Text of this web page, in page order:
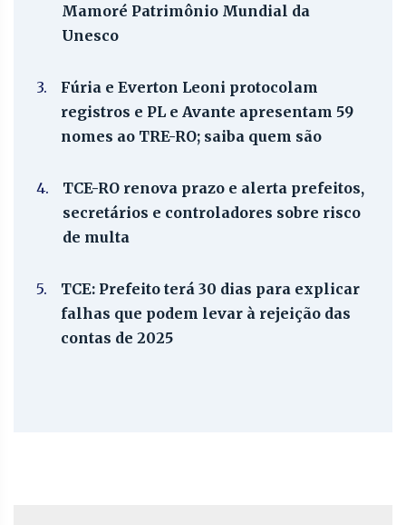
Mamoré Patrimônio Mundial da
Unesco
3.
Fúria e Everton Leoni protocolam
registros e PL e Avante apresentam 59
nomes ao TRE-RO; saiba quem são
4.
TCE-RO renova prazo e alerta prefeitos,
secretários e controladores sobre risco
de multa
5.
TCE: Prefeito terá 30 dias para explicar
falhas que podem levar à rejeição das
contas de 2025